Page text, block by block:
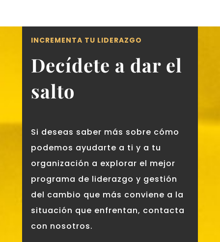
INCREMENTA TU LIDERAZGO
Decídete a dar el
salto
Si deseas saber más sobre cómo
podemos ayudarte a ti y a tu
organización a explorar el mejor
programa de liderazgo y gestión
del cambio que más conviene a la
situación que enfrentan, contacta
con nosotros.